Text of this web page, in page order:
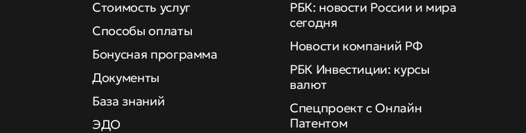
Стоимость услуг
Способы оплаты
Бонусная программа
Документы
База знаний
ЭДО
РБК: новости России и мира
сегодня
Новости компаний РФ
РБК Инвестиции: курсы
валют
Спецпроект с Онлайн
Патентом